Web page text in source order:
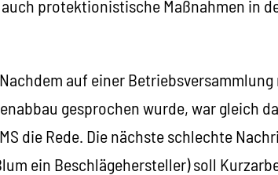
protektionistische Maßnahmen in
auf einer Betriebsversammlung
gesprochen wurde, war gleich
die Rede. Die nächste schlechte
ein Beschlägehersteller) soll